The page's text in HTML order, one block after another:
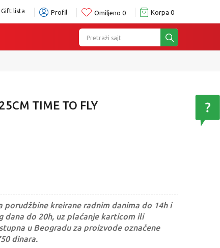
Gift lista Profil Omiljeno 0 Korpa 0
Pretraži sajt
TIME TO FLY
porudžbine kreirane radnim danima do 14h i
dana do 20h, uz plaćanje karticom ili
u Beogradu za proizvode označene
dinara.